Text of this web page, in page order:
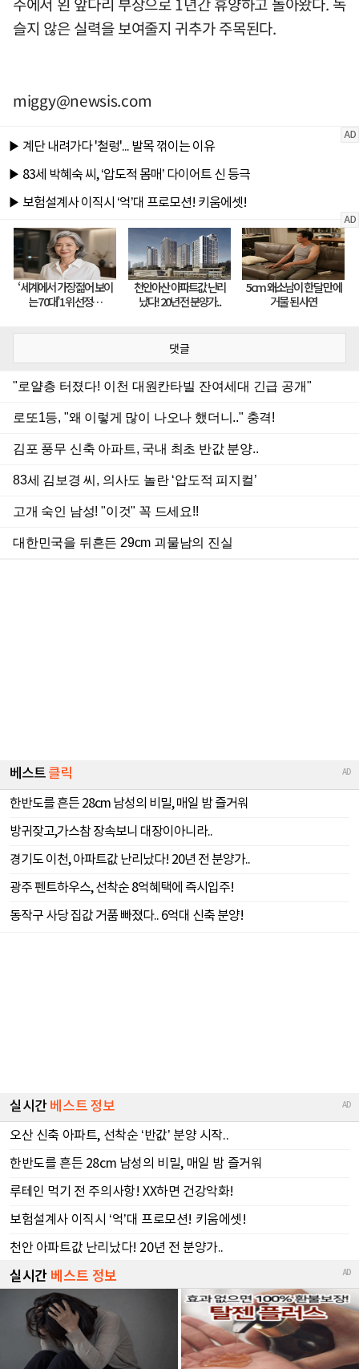
슬지 않은 실력을 보여줄지 귀추가 주목된다.
miggy@newsis.com
댓글